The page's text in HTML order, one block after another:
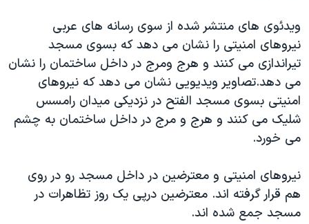
اعتراضات مردمی آبان ۹۸
اسرائیل در جنگ
نرگس محمدی برنده جایزه نوبل صلح
همایش محافظه‌کاران آمریکا «سی‌پک»
صفحه‌های ویژه
ویدئوی های منتشر شده از سوی رسانه های عربی
نیروهای امنیتی را نشان می دهد که بسوی مسجد
تیراندازی می کنند و هرج ومرج در داخل ساختمان را نشان
می دهد.تصاویر ویدیویی نشان می دهد که نیروهای
امنیتی بسوی مسجد الفتح در نزدیکی میدان رامسس
شلیک می کنند و هرج و مرج در داخل ساختمان به چشم
می خورد.
نیروهای امنیتی و معترضین در داخل مسجد رو در روی
هم قرار گرفته اند. معترضین درپی یک روز تظاهرات در
مسجد جمع شده اند.